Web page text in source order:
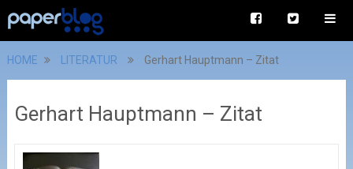
HOME LITERATUR Gerhart Hauptmann – Zitat
Gerhart Hauptmann – Zitat